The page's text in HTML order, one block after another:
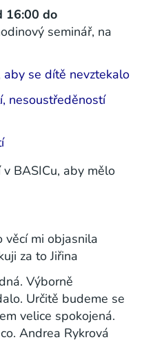
16:00 do
seminář, na
aby se dítě nevztekalo
nesoustředěností
BASICu, aby mělo
věcí mi objasnila
za to Jiřina
Výborně
Určitě budeme se
velice spokojená.
Andrea Rykrová